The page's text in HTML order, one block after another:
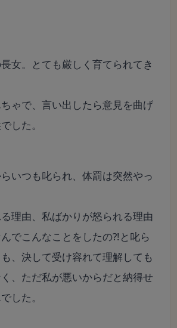
女。
とても厳しく育てられてき
ゃで、言い出したら意見を曲げ
した。
いつも叱られ、体罰は突然やっ
理由、私ばかりが怒られる理由
でこんなことをしたの⁈と叱ら
、決して受け容れて理解しても
、 ただ私が悪いからだと納得せ
した。